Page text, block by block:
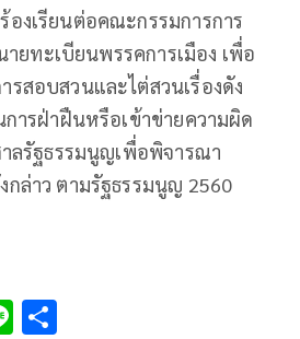
องเรียนต่อคณะกรรมการการ
ายทะเบียนพรรคการเมือง เพื่อ
รสอบสวนและไต่สวนเรื่องดัง
ารฝ่าฝืนหรือเข้าข่ายความผิด
าลรัฐธรรมนูญเพื่อพิจารณา
ล่าว ตามรัฐธรรมนูญ 2560
Li